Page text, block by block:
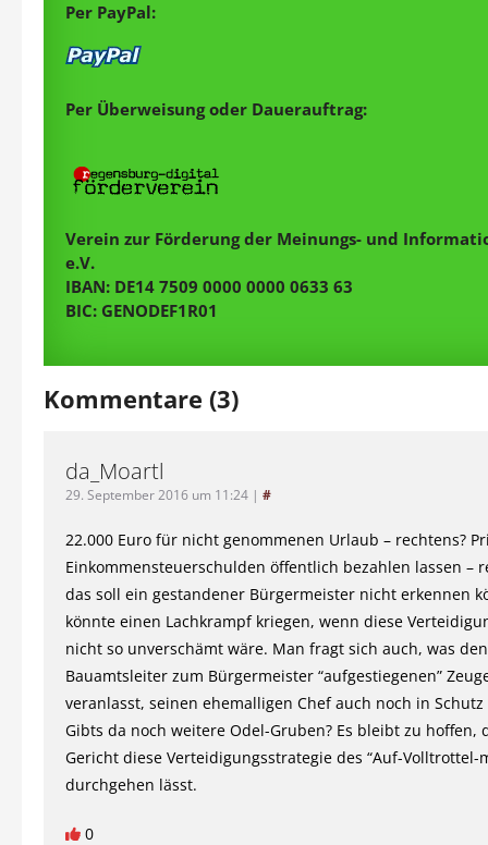
Per PayPal:
Per Überweisung oder Dauerauftrag:
Verein zur Förderung der Meinungs- und
e.V.
IBAN: DE14 7509 0000 0000 0633 63
BIC: GENODEF1R01
Kommentare (3)
da_Moartl
29. September 2016 um 11:24 | #
22.000 Euro für nicht genommenen Urlaub – rechtens?
Einkommensteuerschulden öffentlich bezahlen lassen –
das soll ein gestandener Bürgermeister nicht erkennen
könnte einen Lachkrampf kriegen, wenn diese
nicht so unverschämt wäre. Man fragt sich auch, was
Bauamtsleiter zum Bürgermeister “aufgestiegenen”
veranlasst, seinen ehemalligen Chef auch noch in
Gibts da noch weitere Odel-Gruben? Es bleibt zu hoffen,
Gericht diese Verteidigungsstrategie des “Auf-Volltrottel-
durchgehen lässt.
0